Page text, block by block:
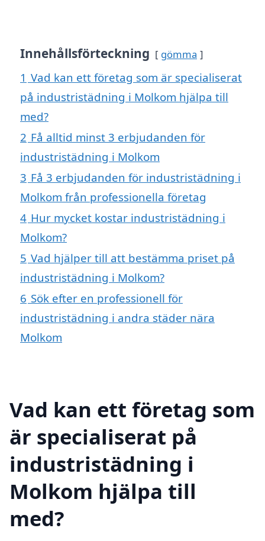
Innehållsförteckning gömma
1 Vad kan ett företag som är specialiserat
på industristädning i Molkom hjälpa till
med?
2 Få alltid minst 3 erbjudanden för
industristädning i Molkom
3 Få 3 erbjudanden för industristädning i
Molkom från professionella företag
4 Hur mycket kostar industristädning i
Molkom?
5 Vad hjälper till att bestämma priset på
industristädning i Molkom?
6 Sök efter en professionell för
industristädning i andra städer nära
Molkom
Vad kan ett företag som
är specialiserat på
industristädning i
Molkom hjälpa till
med?